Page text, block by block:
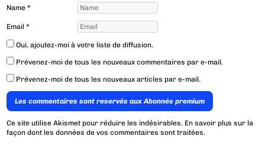
Name*
Email*
Oui, ajoutez-moi à votre liste de diffusion.
Prévenez-moi de tous les nouveaux commentaires par e-mail.
Prévenez-moi de tous les nouveaux articles par e-mail.
Les commentaires sont reservés aux Abonnés premium
Ce site utilise Akismet pour réduire les indésirables. En savoir plus sur la
façon dont les données de vos commentaires sont traitées.